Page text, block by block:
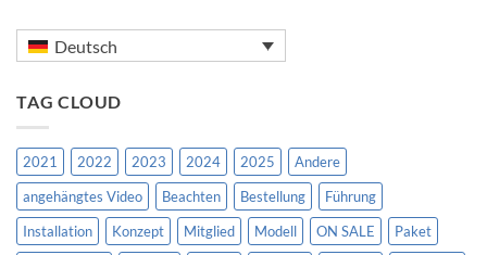
Deutsch
TAG CLOUD
2021 2022 2023 2024 2025
Andere
angehängtes Video
Beachten Bestellung
Führung
Installation
Konzept Mitglied Modell ON SALE
Paket